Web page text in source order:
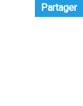
Partager